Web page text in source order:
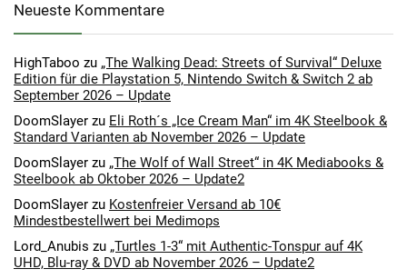
Neueste Kommentare
HighTaboo zu „The Walking Dead: Streets of Survival“ Deluxe
Edition für die Playstation 5, Nintendo Switch & Switch 2 ab
September 2026 – Update
DoomSlayer zu Eli Roth´s „Ice Cream Man“ im 4K Steelbook &
Standard Varianten ab November 2026 – Update
DoomSlayer zu „The Wolf of Wall Street“ in 4K Mediabooks &
Steelbook ab Oktober 2026 – Update2
DoomSlayer zu Kostenfreier Versand ab 10€
Mindestbestellwert bei Medimops
Lord_Anubis zu „Turtles 1-3“ mit Authentic-Tonspur auf 4K
UHD, Blu-ray & DVD ab November 2026 – Update2